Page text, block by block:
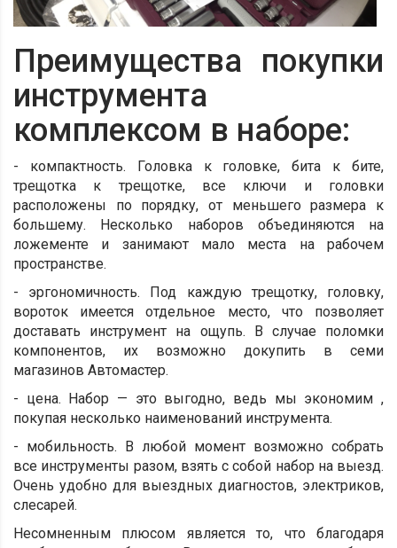
Преимущества покупки
инструмента
комплексом в наборе:
- компактность. Головка к головке, бита к бите,
трещотка к трещотке, все ключи и головки
расположены по порядку, от меньшего размера к
большему. Несколько наборов объединяются на
ложементе и занимают мало места на рабочем
пространстве.
- эргономичность. Под каждую трещотку, головку,
вороток имеется отдельное место, что позволяет
доставать инструмент на ощупь. В случае поломки
компонентов, их возможно докупить в семи
магазинов Автомастер.
- цена. Набор — это выгодно, ведь мы экономим ,
покупая несколько наименований инструмента.
- мобильность. В любой момент возможно собрать
все инструменты разом, взять с собой набор на выезд.
Очень удобно для выездных диагностов, электриков,
слесарей.
Несомненным плюсом является то, что благодаря